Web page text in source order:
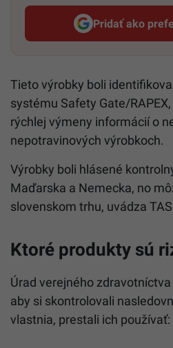
Pridať ako
Tieto výrobky boli
systému Safety Gate/
rýchlej výmeny informácií o
nepotravinových výrobkoch.
Výrobky boli hlásené
Maďarska a Nemecka, no
slovenskom trhu, uvádza
Ktoré produkty sú
Úrad verejného zdravotníctva
aby si skontrolovali
vlastnia, prestali ich používať: